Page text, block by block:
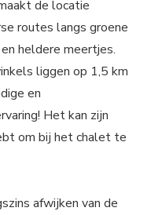
de locatie
routes langs groene
heldere meertjes.
liggen op 1,5 km
en
Het kan zijn
om bij het chalet te
afwijken van de